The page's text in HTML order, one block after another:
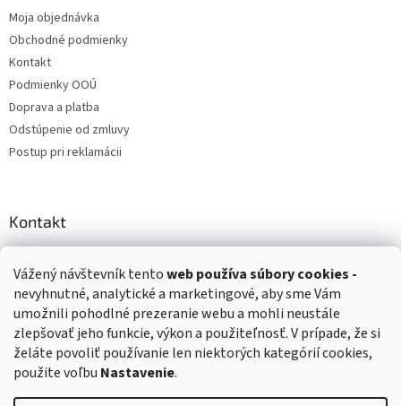
Vážený návštevník tentoweb používasúbory cookies -
nevyhnutné, analytické a marketingové, aby sme Vám
umožnili pohodlné prezeranie webu a mohli neustále
zlepšovať jeho funkcie, výkon a použiteľnosť. V prípade, že si
želáte povoliť používanie len niektorých kategórií cookies,
použite voľbu Nastavenie.
Moja objednávka
Obchodné podmienky
Kontakt
Podmienky OOÚ
Doprava a platba
Odstúpenie od zmluvy
Postup pri reklamácii
Kontakt
+421 903 144 673